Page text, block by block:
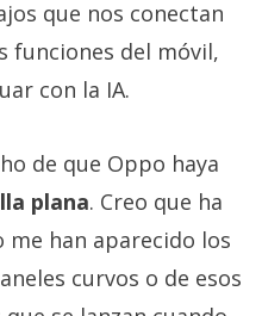
que nos conectan
funciones del móvil,
con la IA.
de que Oppo haya
plana. Creo que ha
me han aparecido los
curvos o de esos